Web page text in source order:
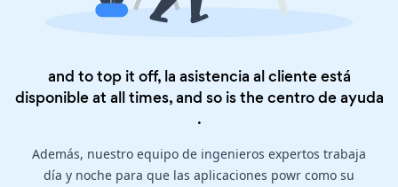
and to top it off, la asistencia al cliente está
disponible at all times, and so is thecentro de ayuda
.
Además, nuestro equipo de ingenieros expertos trabaja
día y noche para que las aplicaciones powr como su